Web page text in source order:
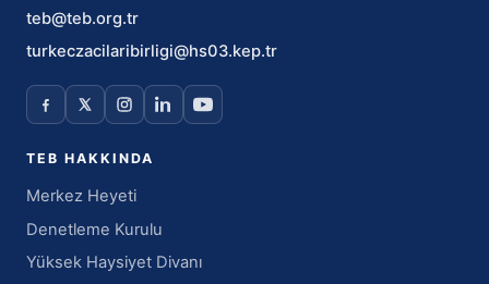
teb@teb.org.tr
turkeczacilaribirligi@hs03.kep.tr
TEB HAKKINDA
Merkez Heyeti
Denetleme Kurulu
Yüksek Haysiyet Divanı